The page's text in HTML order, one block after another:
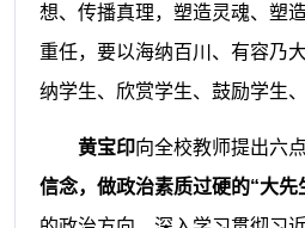
想、传播真理，塑造灵魂、塑
重任，要以海纳百川、有容乃
纳学生、欣赏学生、鼓励学生、
黄宝印向全校教师提出六点
信念，做政治素质过硬的“大先